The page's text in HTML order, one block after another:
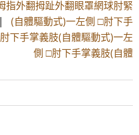
指外翻拇趾外翻眼罩網球肘緊
(自體驅動式)一左側 □肘下手
下手掌義肢(自體驅動式)一左
側 □肘下手掌義肢(自體